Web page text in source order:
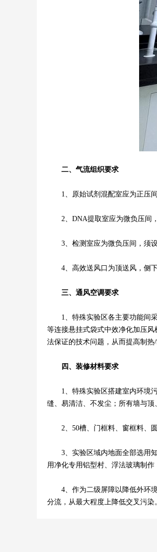
二、气流组织要求
1、原始试剂混配室应为正压间
2、DNA提取室应为微负压间，
3、检测室应为微负压间，须设
4、高效送风口为顶送风，侧下
三、通风空调要求
1、特殊实验区各主要功能间采
等连接悬挂式袋式中效净化加压
法保证的技术问题，从而提高制
四、装修材料要求
1、特殊实验区搭建室内环境污
缝、易清洁、不发尘；所有墙与
2、50槽、门框料、窗框料、圆
3、实验区域内地面全部选用知
用净化专用铝型村、浮法玻璃制作
4、作为二级屏障以降低外环境
分流，从最大程度上降低交叉污染